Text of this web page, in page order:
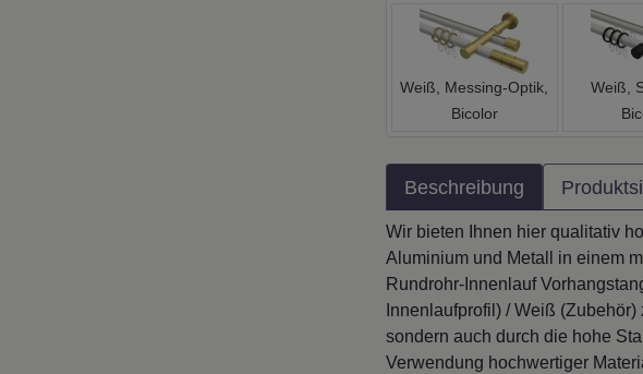
Weiß, Messing-Optik,
Bicolor
Weiß,
Beschreibung
Wir bieten Ihnen hier qualitativ
Aluminium und Metall in einem
Rundrohr-Innenlauf
Innenlaufprofil) / Weiß
sondern auch durch die hohe
Verwendung hochwertiger